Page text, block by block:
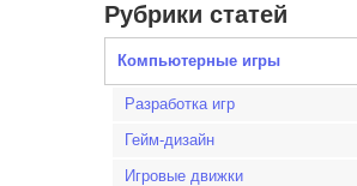
Рубрики статей
Компьютерные игры
Разработка игр
Гейм-дизайн
Игровые движки